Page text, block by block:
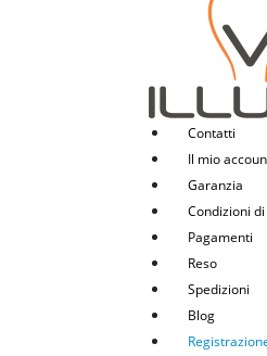
Contatti
Il mio
Garanzia
Condizioni
Pagamenti
Reso
Spedizioni
Blog